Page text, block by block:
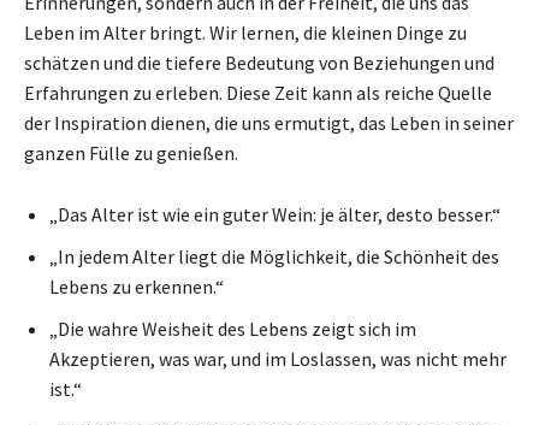
Leben im Alter bringt. Wir lernen, die kleinen Dinge zu
schätzen und die tiefere Bedeutung von Beziehungen und
Erfahrungen zu erleben. Diese Zeit kann als reiche Quelle
der Inspiration dienen, die uns ermutigt, das Leben in seiner
ganzen Fülle zu genießen.
„Das Alter ist wie ein guter Wein: je älter, desto besser.“
„In jedem Alter liegt die Möglichkeit, die Schönheit des
Lebens zu erkennen.“
„Die wahre Weisheit des Lebens zeigt sich im
Akzeptieren, was war, und im Loslassen, was nicht mehr
ist.“